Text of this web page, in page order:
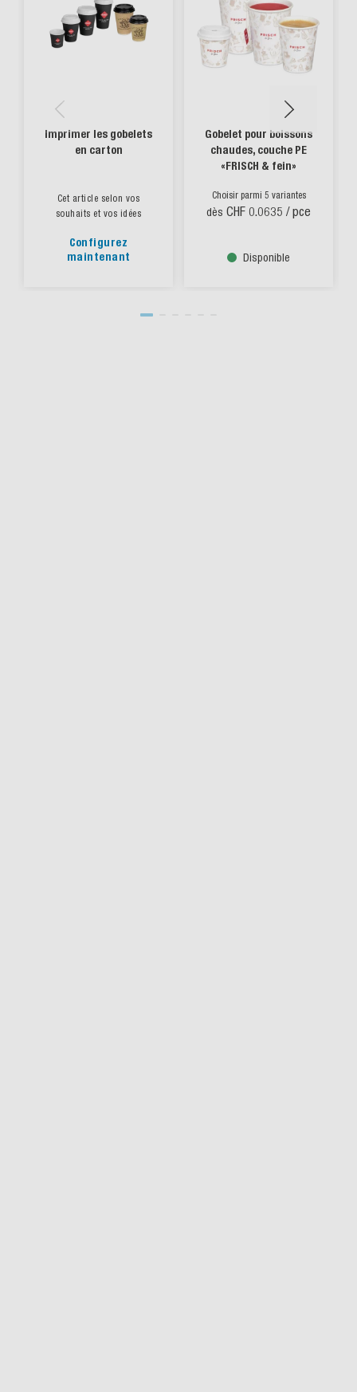
Imprimer les gobelets
en carton
Cet article selon vos
souhaits et vos idées
Configurez
maintenant
Gobelet pour boissons
chaudes, couche PE
«FRISCH & fein»
Choisir parmi 5 variantes
dès CHF 0.0635 / pce
Disponible